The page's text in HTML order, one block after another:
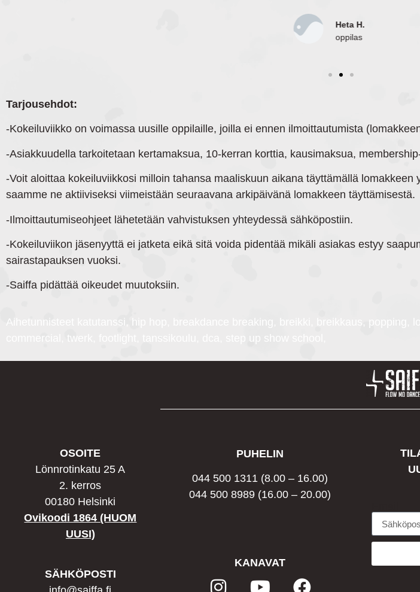
Oona H.
oppilas
Tarjousehdot:
-Kokeiluviikko on voimassa uusille oppilaille, joilla ei ennen ilmoittautumista
-Asiakkuudella tarkoitetaan kertamaksua, 10-kerran korttia, kausimaksua,
-Voit aloittaa kokeiluviikkosi milloin tahansa maaliskuun aikana täyttämällä
saamme ne aktiiviseksi viimeistään seuraavana arkipäivänä lomakkeen täyttämisestä.
-Ilmoittautumiseohjeet lähetetään vahvistuksen yhteydessä sähköpostiin.
-Kokeiluviikon jäsenyyttä ei jatketa eikä sitä voida pidentää mikäli asiakas estyy
sairastapauksen vuoksi.
-Saiffa pidättää oikeudet muutoksiin.
Aihetunnisteet katutanssi, hip hop, breakdance breaking, breikki, breikkaus, popping,
commercial, twerk, footlight, tanssikoulu, dca, step up show school,
OSOITE
Lönnrotinkatu 25 A
2. kerros
00180 Helsinki
Ovikoodi 1864 (HUOM
UUSI)
SÄHKÖPOSTI
PUHELIN
044 500 1311 (8.00 – 16.00)
044 500 8989 (16.00 – 20.00)
KANAVAT